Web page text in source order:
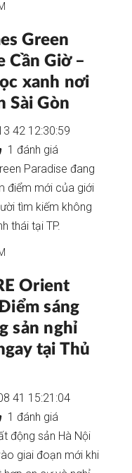
Green
Cần Giờ –
xanh nơi
Sài Gòn
42 12:30:59
1 đánh giá
Paradise đang
điểm mới của giới
tìm kiếm không
thái tại TP.
Orient
sáng
sản nghỉ
tại Thủ
41 15:21:04
1 đánh giá
động sản Hà Nội
giai đoạn mới khi